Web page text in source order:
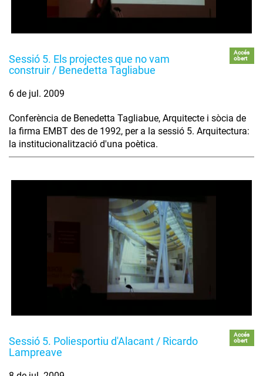
Sessió 5. Els projectes que no vam
construir / Benedetta Tagliabue
Accés
obert
6 de jul. 2009
Conferència de Benedetta Tagliabue, Arquitecte i sòcia de
la firma EMBT des de 1992, per a la sessió 5. Arquitectura:
la institucionalització d'una poètica.
Sessió 5. Poliesportiu d'Alacant / Ricardo
Lampreave
Accés
obert